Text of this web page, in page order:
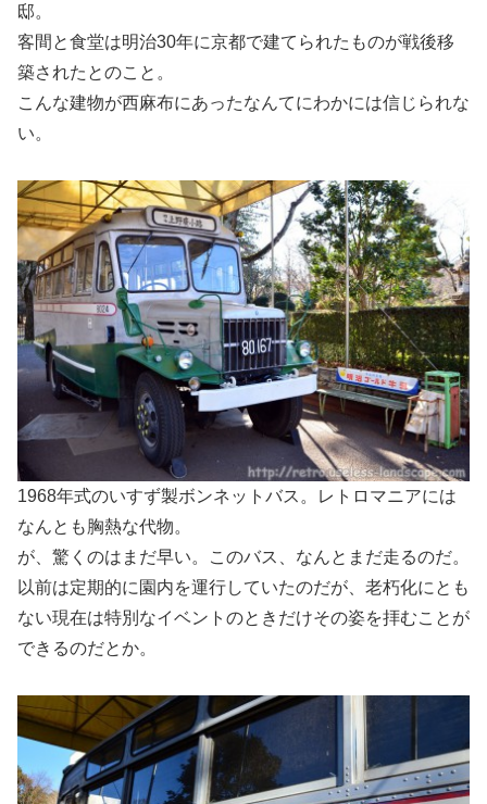
邸。
客間と食堂は明治30年に京都で建てられたものが戦後移
築されたとのこと。
こんな建物が西麻布にあったなんてにわかには信じられな
い。
1968年式のいすず製ボンネットバス。レトロマニアには
なんとも胸熱な代物。
が、驚くのはまだ早い。このバス、なんとまだ走るのだ。
以前は定期的に園内を運行していたのだが、老朽化にとも
ない現在は特別なイベントのときだけその姿を拝むことが
できるのだとか。